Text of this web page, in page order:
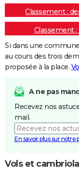
Classement :
Classement :
Si dans une
au cours des trois
proposée à la place.
A ne pas
Recevez nos
mail.
En savoir plus sur notre
Vols et